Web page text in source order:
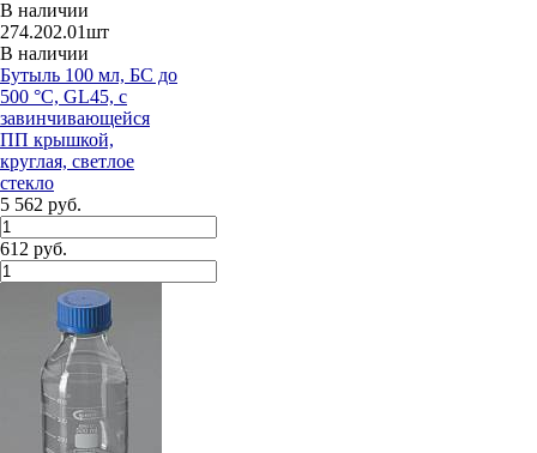
В наличии
274.202.01шт
В наличии
Бутыль 100 мл, БС до
500 °C, GL45, с
завинчивающейся
ПП крышкой,
круглая, светлое
стекло
5 562 руб.
612 руб.